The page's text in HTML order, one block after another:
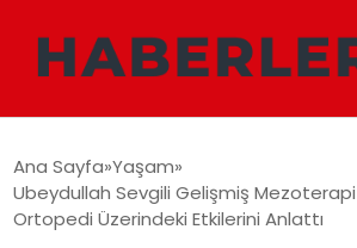
DÜNYA
Ana Sayfa Yaşam
Ubeydullah Sevgili Gelişmiş
Ortopedi Üzerindeki Etkilerini Anlattı